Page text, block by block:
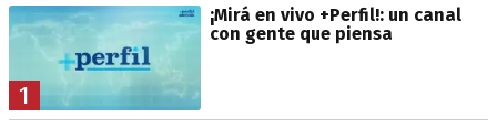
1
¡Mirá en vivo +Perfil!: un canal
con gente que piensa